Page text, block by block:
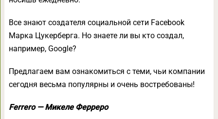
Все знают создателя социальной сети Facebook
Марка Цукерберга. Но знаете ли вы кто создал,
например, Google?
Предлагаем вам ознакомиться с теми, чьи компании
сегодня весьма популярны и очень востребованы!
Ferrero — Микеле Ферреро